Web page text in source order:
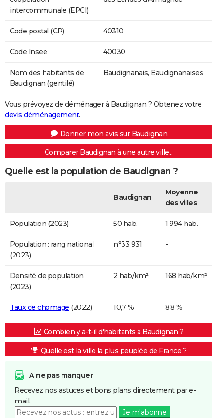
intercommunale (EPCI)
Code postal (CP) 40310
Code Insee 40030
Nom des habitants de
Baudignan (gentilé)
Baudignanais, Baudignanaises
Vous prévoyez de déménager à Baudignan ? Obtenez votre
devis déménagement.
Donner mon avis sur Baudignan
Comparer Baudignan à une autre ville...
Quelle est la population de Baudignan ?
Baudignan
Moyenne
des villes
Population (2023) 50 hab. 1 994 hab.
Population : rang national
(2023)
n°33 931 -
Densité de population
(2023)
2 hab/km² 168 hab/km²
Taux de chômage (2022) 10,7 % 8,8 %
Combien y a-t-il d'habitants à Baudignan ?
Quelle est la ville la plus peuplée de France ?
A ne pas manquer
Recevez nos astuces et bons plans directement par e-
mail.
Je m'abonne